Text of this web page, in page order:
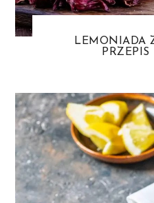
LEMONIADA